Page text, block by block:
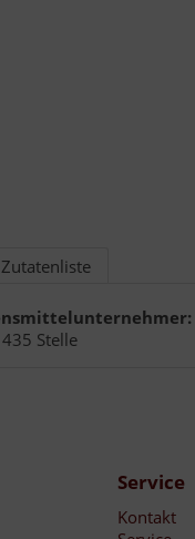
Zutatenliste
Stelle
Service
Kontakt